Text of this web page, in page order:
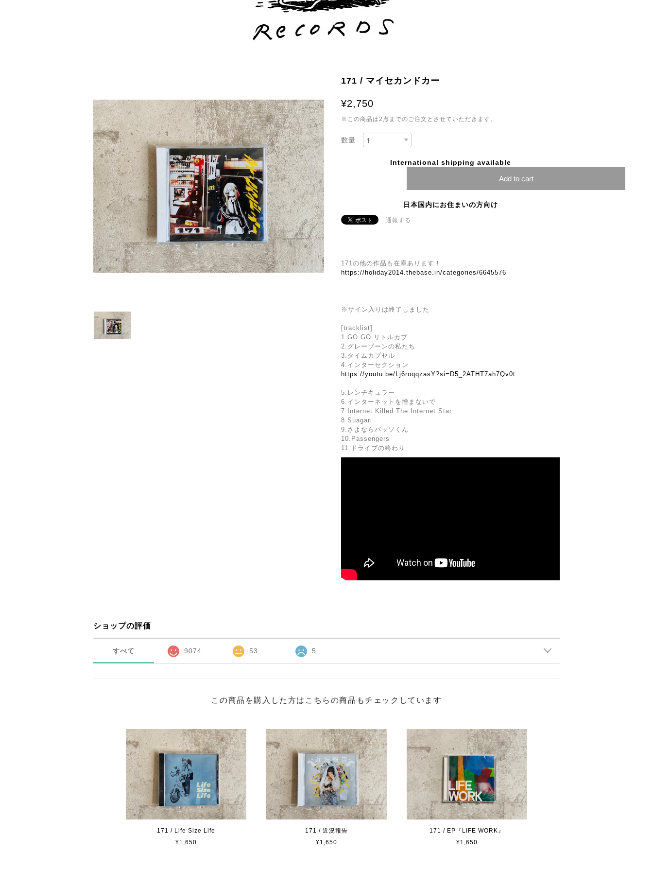
171 / マイセカンドカー
¥2,750
※この商品は2点までのご注文とさせていただきます。
数量
International shipping available
Add to cart
日本国内にお住まいの方向け
通報する
171の他の作品も在庫あります！
https://holiday2014.thebase.in/categories/6645576
※サイン入りは終了しました
[tracklist]
1.GO GO リトルカブ
2.グレーゾーンの私たち
3.タイムカプセル
4.インターセクション
https://youtu.be/Lj6roqqzasY?si=D5_2ATHT7ah7Qv0t
5.レンチキュラー
6.インターネットを憎まないで
7.Internet Killed The Internet Star
8.Suagari
9.さよならパッソくん
10.Passengers
11.ドライブの終わり
ショップの評価
すべて 9074 53 5
この商品を購入した方はこちらの商品もチェックしています
171 / Life Size Life
¥1,650
171 / 近況報告
¥1,650
171 / EP『LIFE WORK』
¥1,650